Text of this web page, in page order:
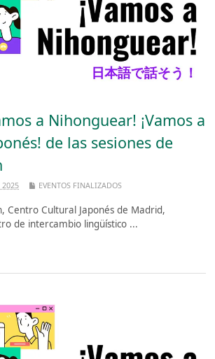
a Nihonguear! ¡Vamos a
de las sesiones de
2025 EVENTOS FINALIZADOS
Centro Cultural Japonés de Madrid,
de intercambio lingüístico ...